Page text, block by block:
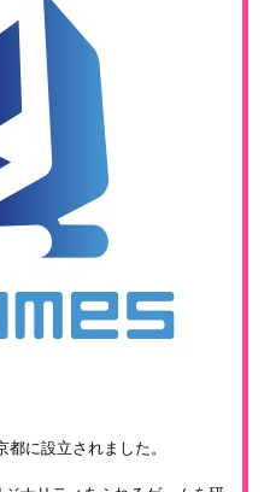
に設立されました。